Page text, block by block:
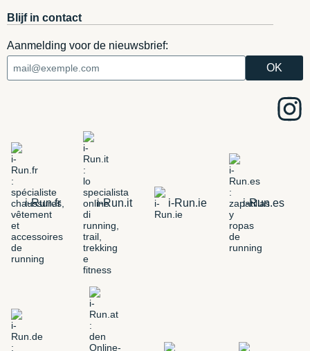
Blijf in contact
Aanmelding voor de nieuwsbrief:
i-Run.fr i-Run.it i-Run.ie i-Run.es